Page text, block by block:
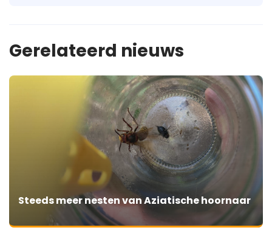
Gerelateerd nieuws
Steeds meer nesten van Aziatische hoornaar